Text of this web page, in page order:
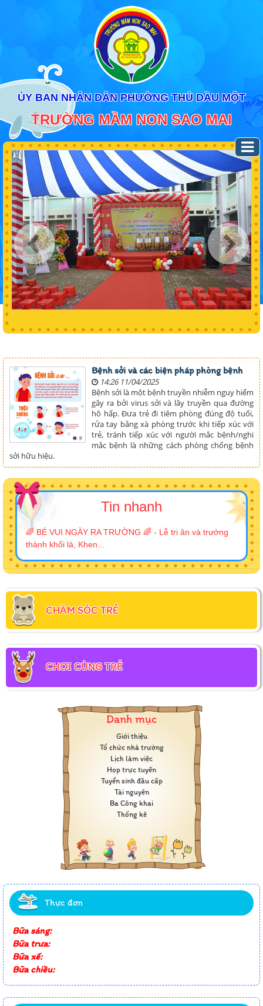
ỦY BAN NHÂN DÂN PHƯỜNG THỦ DẦU MỘT
TRƯỜNG MẦM NON SAO MAI
Bệnh sởi và các biện pháp phòng bệnh
14:26 11/04/2025
Bệnh sởi là một bệnh truyền nhiễm nguy hiểm
gây ra bởi virus sởi và lây truyền qua đường
hô hấp. Đưa trẻ đi tiêm phòng đúng độ tuổi,
rửa tay bằng xà phòng trước khi tiếp xúc với
trẻ, tránh tiếp xúc với người mắc bệnh/nghi
mắc bệnh là những cách phòng chống bệnh
sởi hữu hiệu.
Tin nhanh
🌈 BÉ VUI NGÀY RA TRƯỜNG 🌈 - Lễ tri ân và trưởng
thành khối lá, Khen...
CHĂM SÓC TRẺ
CHƠI CÙNG TRẺ
Danh mục
Giới thiệu
Tổ chức nhà trường
Lịch làm việc
Họp trực tuyến
Tuyển sinh đầu cấp
Tài nguyên
Ba Công khai
Thống kê
Thực đơn
Bữa sáng:
Bữa trưa:
Bữa xế:
Bữa chiều: